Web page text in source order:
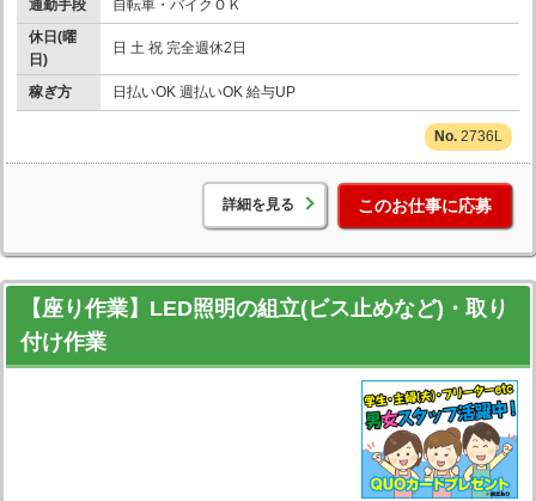
通勤手段
自転車・バイクＯＫ
休日(曜
日)
日 土 祝 完全週休2日
稼ぎ方 日払いOK 週払いOK 給与UP
2736L
詳細を見る このお仕事に応募
【座り作業】LED照明の組立(ビス止めなど)・取り
付け作業